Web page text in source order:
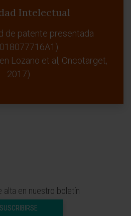
Intelectual
de patente presentada
Lozano et al, Oncotarget,
2017)
alta en nuestro boletín
SUSCRIBIRSE